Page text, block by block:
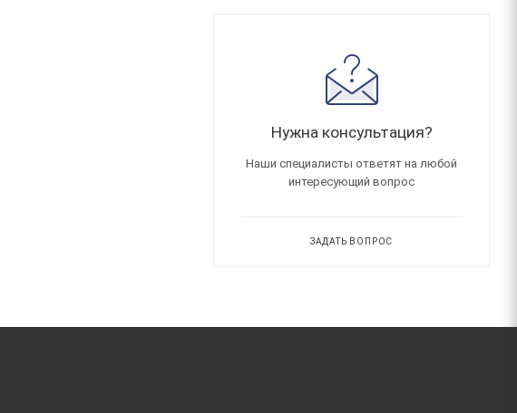
Нужна консультация?
Наши специалисты ответят на любой
интересующий вопрос
ЗАДАТЬ ВОПРОС